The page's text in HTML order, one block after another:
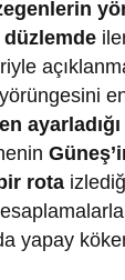
düzlemde
ayarladığı
rota
yapay